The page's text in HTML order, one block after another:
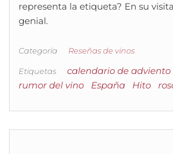
representa la etiqueta? En su
genial.
Categoría Reseñas de vinos
Etiquetas calendario de adviento
rumor del vino
España Hito